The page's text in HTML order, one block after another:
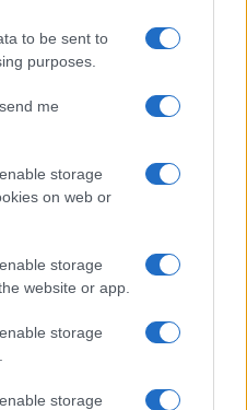
to be sent to
purposes.
me
storage
on web or
storage
website or app.
storage
storage
kapott ajánlatra